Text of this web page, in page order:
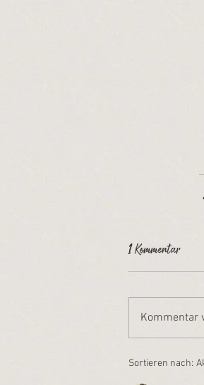
1 Kommentar
Kommentar
Sortieren nach: